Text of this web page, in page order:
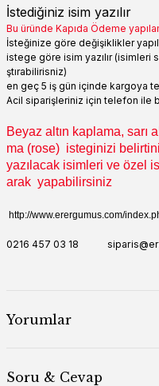
İstediğiniz isim yazılır
Bu üründe Kapıda Ödeme
İsteğinize göre değişiklikler
istege göre isim yazılır (isimleri
ştırabilirisniz)
en geç 5 iş gün içinde kargoya
Acil siparişleriniz için telefon ile
Beyaz altın kaplama, sarı
ma (rose) isteginizi
yazılacak isimleri ve özel
arak yapabilirsiniz
http://www.erergumus.com/
0216 457 03 18
Yorumlar
Soru & Cevap